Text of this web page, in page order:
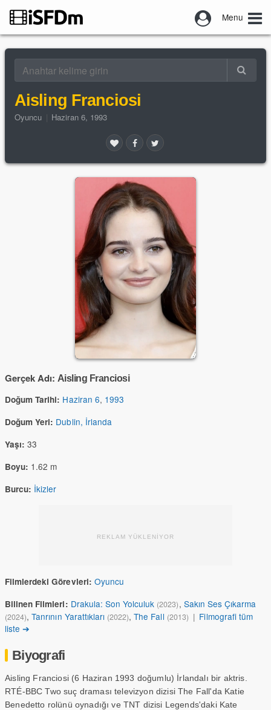
Menu
Aisling Franciosi
Oyuncu Haziran 6, 1993
Gerçek Adı: Aisling Franciosi
Doğum Tarihi: Haziran 6, 1993
Doğum Yeri: Dublin, İrlanda
Yaşı: 33
Boyu: 1.62 m
Burcu: İkizler
REKLAM YÜKLENİYOR
Filmlerdeki Görevleri: Oyuncu
Bilinen Filmleri: Drakula: Son Yolculuk (2023), Sakın Ses Çıkarma
(2024),Tanrının Yarattıkları (2022),The Fall (2013) | Filmografi tüm
liste ➔
Biyografi
Aisling Franciosi (6 Haziran 1993 doğumlu) İrlandalı bir aktris.
RTÉ-BBC Two suç draması televizyon dizisi The Fall'da Katie
Benedetto rolünü oynadığı ve TNT dizisi Legends'daki Kate